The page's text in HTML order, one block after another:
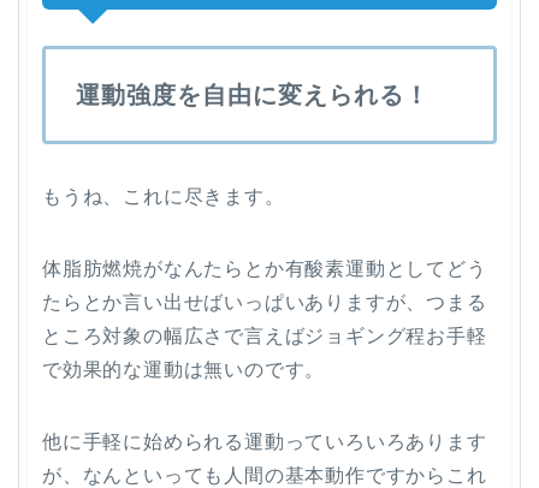
運動強度を自由に変えられる！
もうね、これに尽きます。
体脂肪燃焼がなんたらとか有酸素運動としてどう
たらとか言い出せばいっぱいありますが、つまる
ところ対象の幅広さで言えばジョギング程お手軽
で効果的な運動は無いのです。
他に手軽に始められる運動っていろいろあります
が、なんといっても人間の基本動作ですからこれ